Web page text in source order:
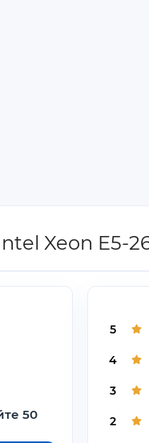
Xeon E5-
50
5
4
3
2